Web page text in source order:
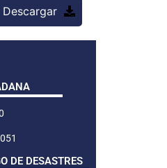
Descargar
DE DESASTRES